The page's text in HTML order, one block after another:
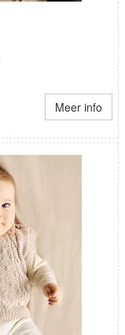
Meer info